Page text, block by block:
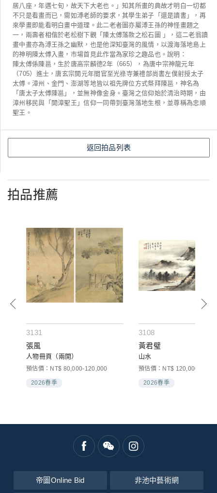
居八座，年邁七旬，故天下大老也。」知其所畫的典故才明白一切都
不只是看畫而已，需如溥老師的要求，其學生弟子「還是讀書」，再
來學畫即能看明白畫中道理。此二老者圖亦屬溥王孫的神怪畫題之
一，兩壽者相偕於老松樹下觀「陳太傅落款之松石圖 」，這二老翁讀
畫中畫亦為溥王孫之幽默，也是他深知臺灣的風情，以渡海落地島上
的神明陳太傅入畫，市場首見此作當為家珍之趣品也。說明：
陳太傅係陳邕，生於唐高宗麟德2年（665），為唐中宗神龍元年
（705）進士，唐玄宗開元年間官至光祿寺兼禮部尚書左僕射授太子
太傅。漳州、金門、澎湖等地皆以祖先牌位方式祭拜陳邕，神名為
「唐太子太傅陳邕」，並無神像金身。臺灣之信仰始於清治時期，由
漳州移民與「開漳聖王」信仰一同帶到臺灣落地生根，並尊稱為忠順
聖王。
返回拍品列表
拍品推薦
3131
張風
人物冊頁（兩開）
預估價：NT$ 80,000-120,000
2026春季
3108
黃君璧
山水
預估價：NT$ 120,000-
2026春季
帝圖Online Bid 非池中藝術網